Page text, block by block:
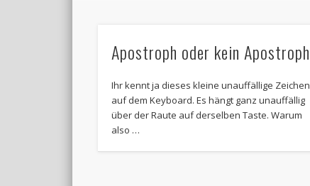
Apostroph oder kein Apostroph
Ihr kennt ja dieses kleine unauffällige Zeichen
auf dem Keyboard. Es hängt ganz unauffällig
über der Raute auf derselben Taste. Warum
also …